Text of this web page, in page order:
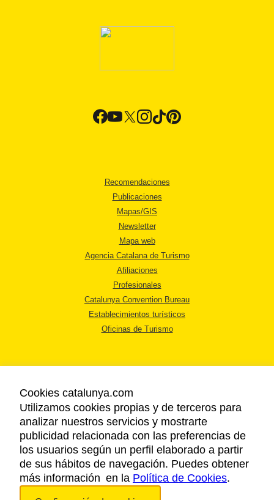
Recomendaciones
Publicaciones
Mapas/GIS
Newsletter
Mapa web
Agencia Catalana de Turismo
Afiliaciones
Profesionales
Catalunya Convention Bureau
Establecimientos turísticos
Oficinas de Turismo
AVISO LEGAL
POLÍTICA DE PRIVACIDAD
COOKIES
ACCESSIBILIDAD
Cookies catalunya.com
Utilizamos cookies propias y de terceros para
analizar nuestros servicios y mostrarte
publicidad relacionada con las preferencias de
los usuarios según un perfil elaborado a partir
de sus hábitos de navegación. Puedes obtener
más información en la Política de Cookies.